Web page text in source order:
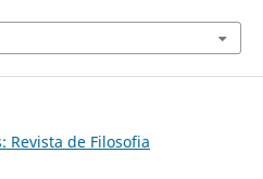
Revista de Filosofia